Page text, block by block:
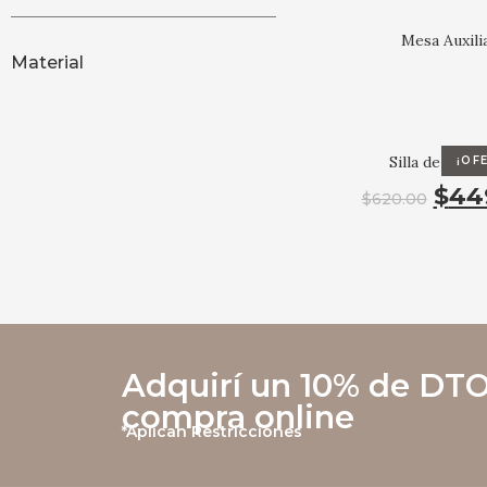
Material
Mesa
Silla de
$620.00 $
Adquirí un 10% de
compra online
*Aplican Restricciones